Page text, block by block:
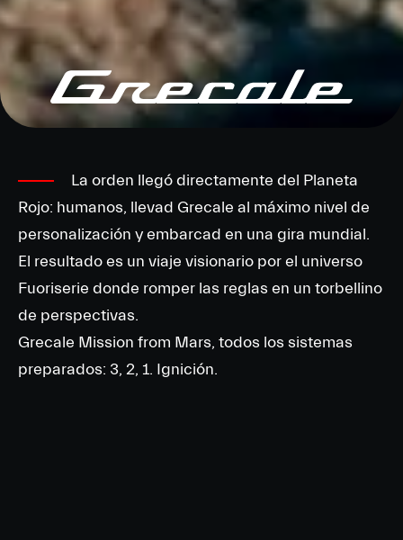
La orden llegó directamente del Planeta
Rojo: humanos, llevad Grecale al máximo nivel de
personalización y embarcad en una gira mundial.
El resultado es un viaje visionario por el universo
Fuoriserie donde romper las reglas en un torbellino
de perspectivas.
Grecale Mission from Mars, todos los sistemas
preparados: 3, 2, 1. Ignición.